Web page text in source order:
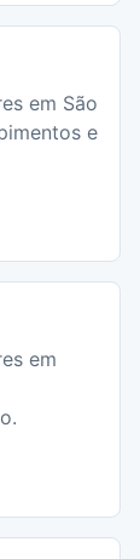
em São
e
em